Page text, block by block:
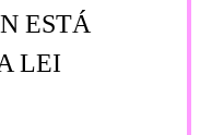
ESTÁ
LEI